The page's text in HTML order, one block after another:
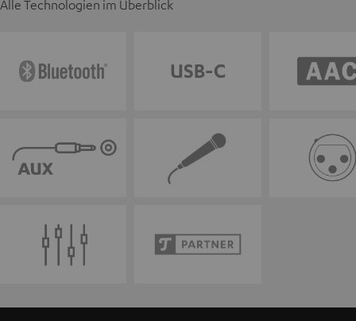
Alle Technologien im Überblick